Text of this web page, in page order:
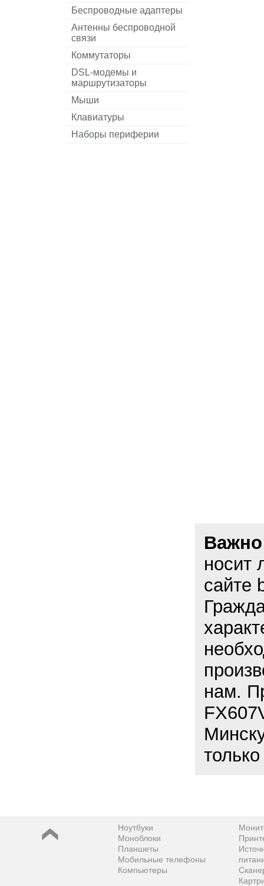
Беспроводные адаптеры
Антенны беспроводной
связи
Коммутаторы
DSL-модемы и
маршрутизаторы
Мыши
Клавиатуры
Наборы периферии
носит
сайте
нам.
Ноутбуки
Моноблоки
Планшеты
Мобильные телефоны
Компьютеры